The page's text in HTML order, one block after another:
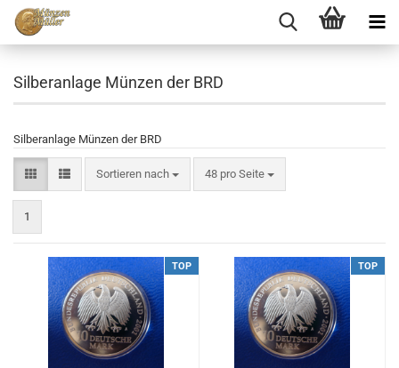
Silberanlage Münzen der BRD
Silberanlage Münzen der BRD
Sortieren nach 48 pro Seite
1
TOP TOP